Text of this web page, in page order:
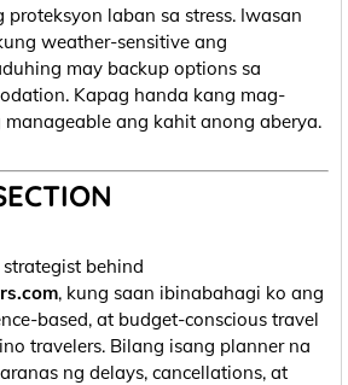
laban sa stress. Iwasan
weather-sensitive ang
may backup options sa
Kapag handa kang mag-
ang kahit anong aberya.
strategist behind
, kung saan ibinabahagi ko ang
based, at budget-conscious travel
travelers. Bilang isang planner na
ng delays, cancellations, at